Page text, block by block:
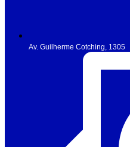
Av. Guilherme Cotching, 1305